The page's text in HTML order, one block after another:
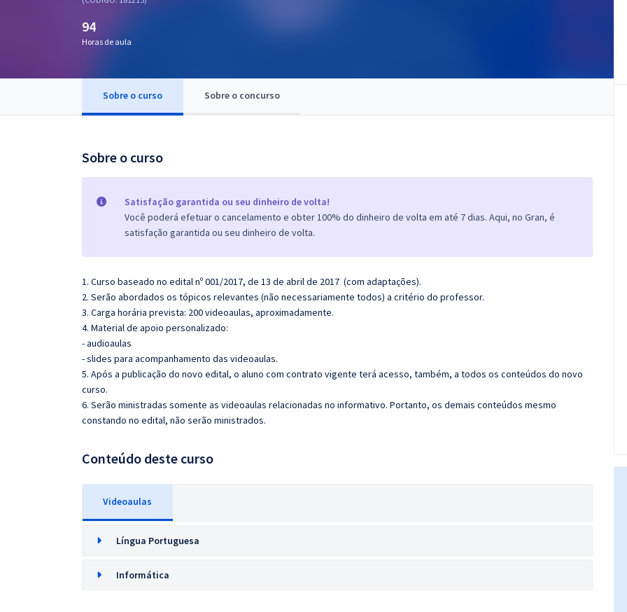
OAB
94
Horas de aula
Sobre o curso Sobre o concurso
Sobre o curso
Satisfação garantida ou seu dinheiro de volta!
Você poderá efetuar o cancelamento e obter 100% do dinheiro de volta em até 7 dias. Aqui, no Gran, é
satisfação garantida ou seu dinheiro de volta.
1. Curso baseado no edital nº 001/2017, de 13 de abril de 2017 (com adaptações).
2. Serão abordados os tópicos relevantes (não necessariamente todos) a critério do professor.
3. Carga horária prevista: 200 videoaulas, aproximadamente.
4. Material de apoio personalizado:
- audioaulas
- slides para acompanhamento das videoaulas.
5. Após a publicação do novo edital, o aluno com contrato vigente terá acesso, também, a todos os conteúdos do novo
curso.
6. Serão ministradas somente as videoaulas relacionadas no informativo. Portanto, os demais conteúdos mesmo
constando no edital, não serão ministrados.
Conteúdo deste curso
Videoaulas
Língua Portuguesa
Informática